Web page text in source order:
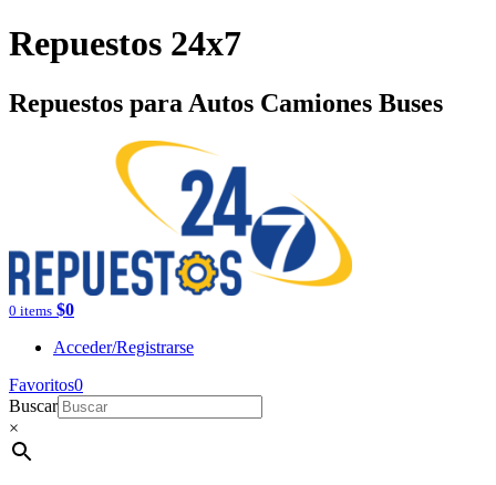
Repuestos 24x7
Repuestos para Autos Camiones Buses
0 items $0
Acceder/Registrarse
Favoritos0
Buscar
×